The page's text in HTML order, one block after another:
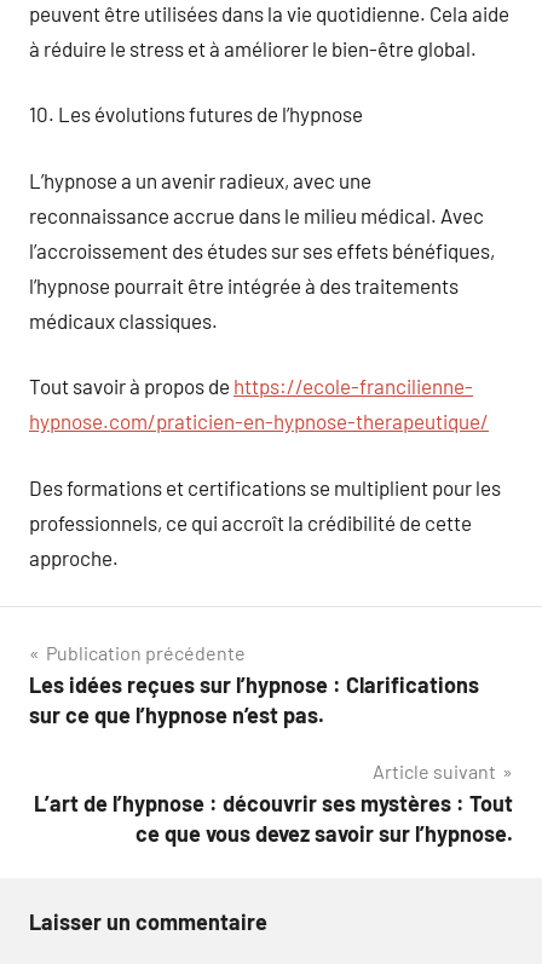
peuvent être utilisées dans la vie quotidienne. Cela aide
à réduire le stress et à améliorer le bien-être global.
10. Les évolutions futures de l’hypnose
L’hypnose a un avenir radieux, avec une
reconnaissance accrue dans le milieu médical. Avec
l’accroissement des études sur ses effets bénéfiques,
l’hypnose pourrait être intégrée à des traitements
médicaux classiques.
Tout savoir à propos de https://ecole-francilienne-
hypnose.com/praticien-en-hypnose-therapeutique/
Des formations et certifications se multiplient pour les
professionnels, ce qui accroît la crédibilité de cette
approche.
Navigation
de
Publication précédente
Les idées reçues sur l’hypnose : Clarifications
sur ce que l’hypnose n’est pas.
Article suivant
L’art de l’hypnose : découvrir ses mystères : Tout
ce que vous devez savoir sur l’hypnose.
Laisser un commentaire